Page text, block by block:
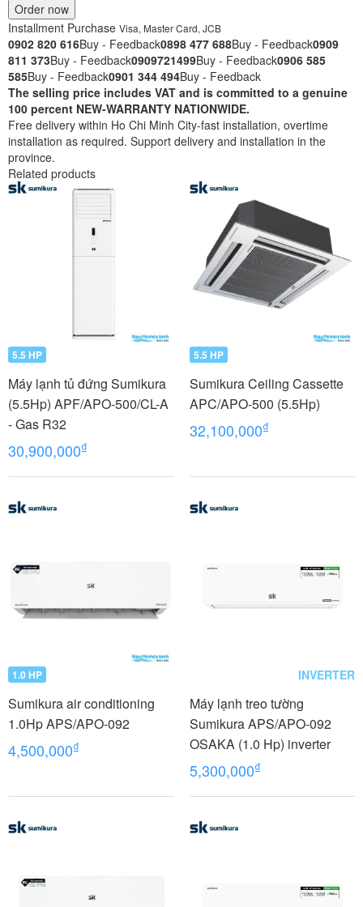
Order now
Installment Purchase Visa, Master Card, JCB
0902 820 616Buy - Feedback0898 477 688Buy - Feedback0909
811 373Buy - Feedback0909721499Buy - Feedback0906 585
585Buy - Feedback0901 344 494Buy - Feedback
The selling price includes VAT and is committed to a genuine
100 percent NEW-WARRANTY NATIONWIDE.
Free delivery within Ho Chi Minh City-fast installation, overtime
installation as required. Support delivery and installation in the
province.
Related products
5.5 HP
Máy lạnh tủ đứng Sumikura
(5.5Hp) APF/APO-500/CL-A
- Gas R32
30,900,000₫
5.5 HP
Sumikura Ceiling Cassette
APC/APO-500 (5.5Hp)
32,100,000₫
1.0 HP
Sumikura air conditioning
1.0Hp APS/APO-092
4,500,000₫
INVERTER
Máy lạnh treo tường
Sumikura APS/APO-092
OSAKA (1.0 Hp) inverter
5,300,000₫